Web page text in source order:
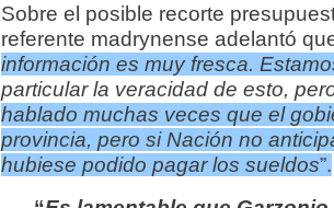
Sobre el posible recorte
referente madrynense adelantó
información es muy fresca.
particular la veracidad de esto,
hablado muchas veces que el
provincia, pero si Nación no
hubiese podido pagar los sueldos”.